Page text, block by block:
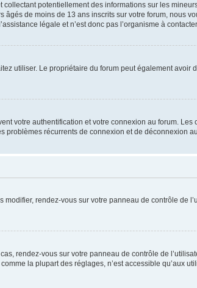
potentiellement des informations sur les
de moins de 13 ans inscrits sur votre forum, nous
légale et n’est donc pas l’organisme à
utiliser. Le propriétaire du forum peut également
votre authentification et votre connexion au forum.
récurrents de connexion et de déconnexion
rendez-vous sur votre panneau de contrôle de
rendez-vous sur votre panneau de contrôle de
la plupart des réglages, n’est accessible qu’aux